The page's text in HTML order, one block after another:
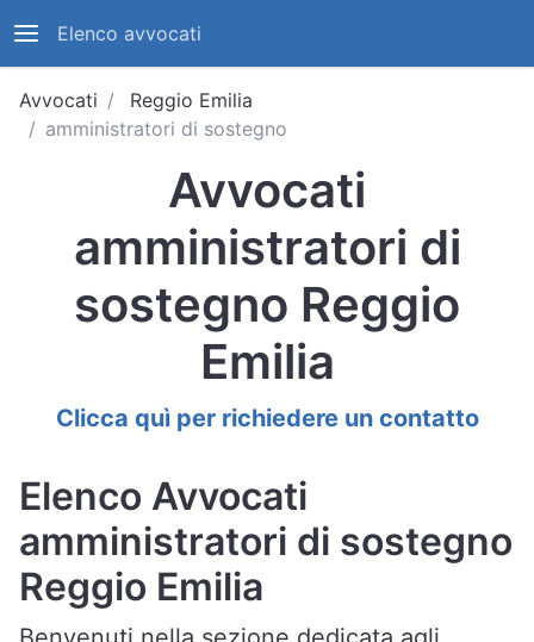
Elenco avvocati
Avvocati
Reggio Emilia
amministratori di sostegno
Avvocati
amministratori di
sostegno Reggio
Emilia
Clicca quì per richiedere un contatto
Elenco Avvocati
amministratori di sostegno
Reggio Emilia